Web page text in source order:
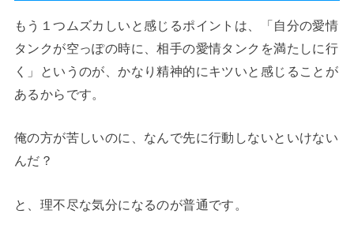
もう１つムズカしいと感じるポイントは、「自分の愛情
タンクが空っぽの時に、相手の愛情タンクを満たしに行
く」というのが、かなり精神的にキツいと感じることが
あるからです。
俺の方が苦しいのに、なんで先に行動しないといけない
んだ？
と、理不尽な気分になるのが普通です。